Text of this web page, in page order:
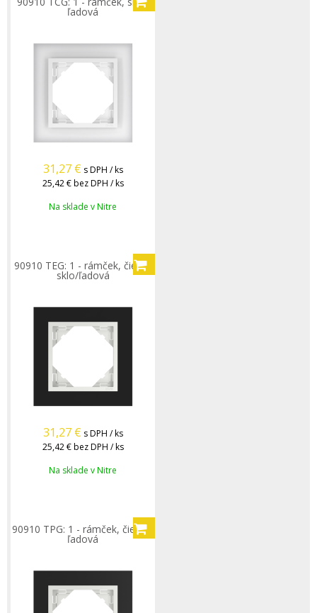
ľadová
31,27 € s DPH / ks
25,42 € bez DPH / ks
Na sklade v Nitre
90910 TEG: 1 - rámček, čierne
sklo/ľadová
31,27 € s DPH / ks
25,42 € bez DPH / ks
Na sklade v Nitre
90910 TPG: 1 - rámček, čierna/
ľadová